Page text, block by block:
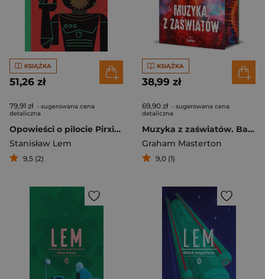
KSIĄŻKA
51,26 zł
79,91 zł - sugerowana cena
detaliczna
Opowieści o pilocie Pirxie wyd. 2026
Stanisław Lem
9,5 (2)
KSIĄŻKA
38,99 zł
69,90 zł - sugerowana cena
detaliczna
Muzyka z zaświatów. Barwione Brzegi
Graham Masterton
9,0 (1)